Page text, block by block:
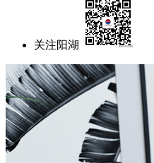
关注阳湖